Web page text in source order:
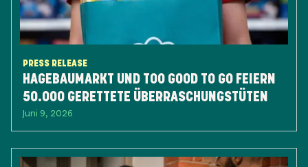
PRESS RELEASE
HAGEBAUMARKT UND TOO GOOD TO GO FEIERN
50.000 GERETTETE ÜBERRASCHUNGSTÜTEN
Juni 9, 2026